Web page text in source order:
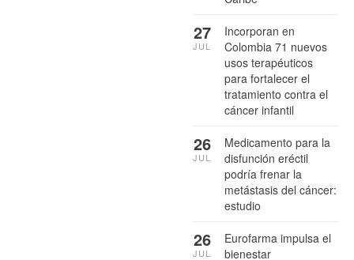
Incorporan en
Colombia 71 nuevos
usos terapéuticos
para fortalecer el
tratamiento contra el
cáncer infantil
27
JUL
Medicamento para la
disfunción eréctil
podría frenar la
metástasis del cáncer:
estudio
26
JUL
Eurofarma impulsa el
bienestar
26
JUL